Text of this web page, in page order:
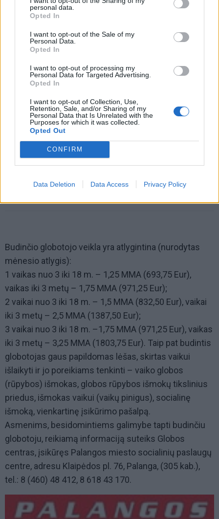
personal data.
Opted In
I want to opt-out of the Sale of my
Personal Data.
Opted In
I want to opt-out of processing my
Personal Data for Targeted Advertising.
Opted In
I want to opt-out of Collection, Use,
Retention, Sale, and/or Sharing of my
Personal Data that Is Unrelated with the
Purposes for which it was collected.
Opted Out
CONFIRM
Data Deletion Data Access Privacy Policy
budinčiais globotojais ir jie jau užsiima šia veikla
pasidalinti gerąja patirtimi su kitais. Labai stipri bazė
yra ir Gargžduose. Džiugu, kad laikui bėgant ministerija
atsižvelgia į regimus trūkumus ir tobulina šios veiklos
sritį. Po truputį ši veikla įsibėgėja, ypač daug pastangų
globotojais, privalo būti itin įžvalgūs“, – kalbėjo
Socialinių paslaugų centro vadovė, paminėjusi, jog
šiuo metu kurorte jiems dar itin gelbstintis lopšelis-
darželis „Ąžuoliukas“, kur teikiama globos paslauga,
bet jeigu vieną dieną bus sumanyta atsisakyti šios
Budinčio globotojo veikla yra atlygintina (nurodytas
mėnesio atlygis):
1 vaikas nuo 3 iki 18 m. – 1,25 MMA (693,75 Eur),
vaikas iki 3 metų – 1,75 MMA (971,25 Eur);
2 vaikai nuo 3 iki 18 m. – 1,5 MMA (832,50 Eur), vaikai
iki 3 metų – 2,5 MMA (1387,50 Eur);
3 vaikai nuo 3 iki 18 m. –1,75 MMA (971,25 Eur), vaikas
iki 3 metų – 3,25 MMA (1803,75 Eur). Taip pat budintis
globotojas gaus papildomas lėšas, skirtas vaikui
išlaikyti ir jo poreikiams tenkinti – vaiko globos
(rūpybos) išmokas, globos rūpybos išmokų tikslinius
priedus, išmokas vaikui (vaikų pinigus), socialinę
išmoką, vienkartinę įsikūrimo pašalpą.
Asmenims, besidomintiems galimybe tapti budinčiu
globotoju, reikiamą informaciją suteiks Globos
centras, įsikūręs Palangos miesto socialinių paslaugų
centre, adresu Klaipėdos pl. 76, Palanga, (305 kab.),
tel.: 8 (460) 48 412, 8 618 43 170.